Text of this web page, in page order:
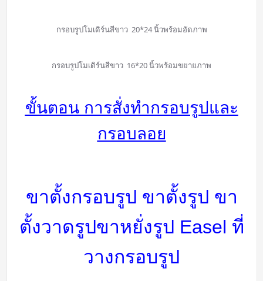
กรอบรูปโมเดิร์นสีขาว 20*24 นิ้วพร้อมอัดภาพ
กรอบรูปโมเดิร์นสีขาว 16*20 นิ้วพร้อมขยายภาพ
ขั้นตอน การสั่งทำกรอบรูปและ
กรอบลอย
ขาตั้งกรอบรูป ขาตั้งรูป ขา
ตั้งวาดรูปขาหยั่งรูป Easel ที่
วางกรอบรูป